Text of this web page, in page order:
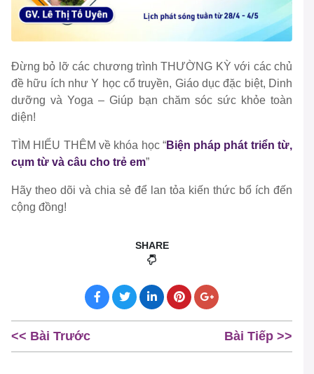
Đừng bỏ lỡ các chương trình THƯỜNG KỲ với các chủ
đề hữu ích như Y học cổ truyền, Giáo dục đặc biệt, Dinh
dưỡng và Yoga – Giúp bạn chăm sóc sức khỏe toàn
diện!
TÌM HIỂU THÊM về khóa học “Biện pháp phát triển từ,
cụm từ và câu cho trẻ em”
Hãy theo dõi và chia sẻ để lan tỏa kiến thức bổ ích đến
cộng đồng!
SHARE
<< Bài Trước Bài Tiếp >>